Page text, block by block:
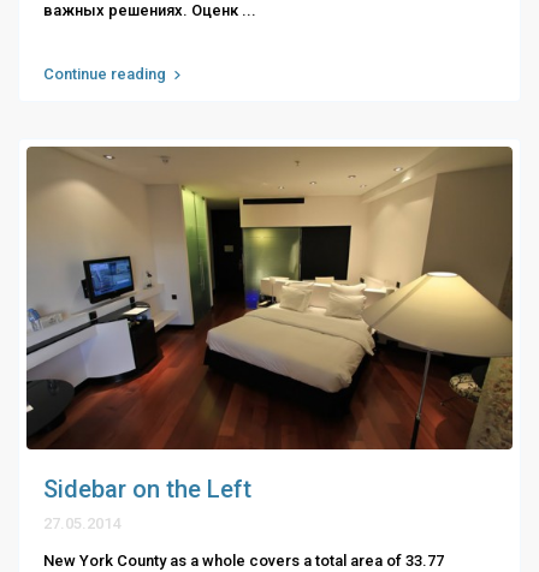
важных решениях. Оценк ...
Continue reading
Sidebar on the Left
27.05.2014
New York County as a whole covers a total area of 33.77